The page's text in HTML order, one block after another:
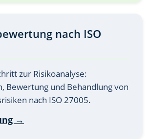
nach ISO
zur Risikoanalyse:
Bewertung und Behandlung von
nach ISO 27005.
→